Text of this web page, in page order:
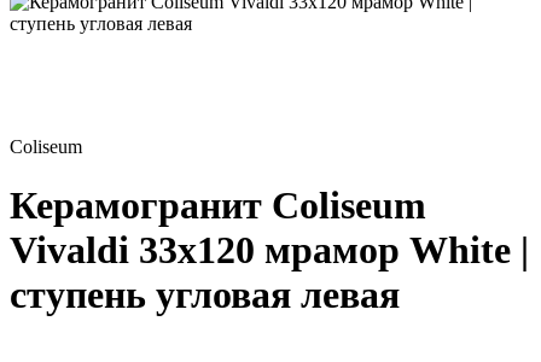
Coliseum
Керамогранит Coliseum
Vivaldi 33х120 мрамор White |
ступень угловая левая